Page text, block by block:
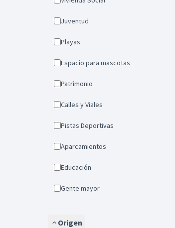
Juventud
Playas
Espacio para mascotas
Patrimonio
Calles y Viales
Pistas Deportivas
Aparcamientos
Educación
Gente mayor
Origen